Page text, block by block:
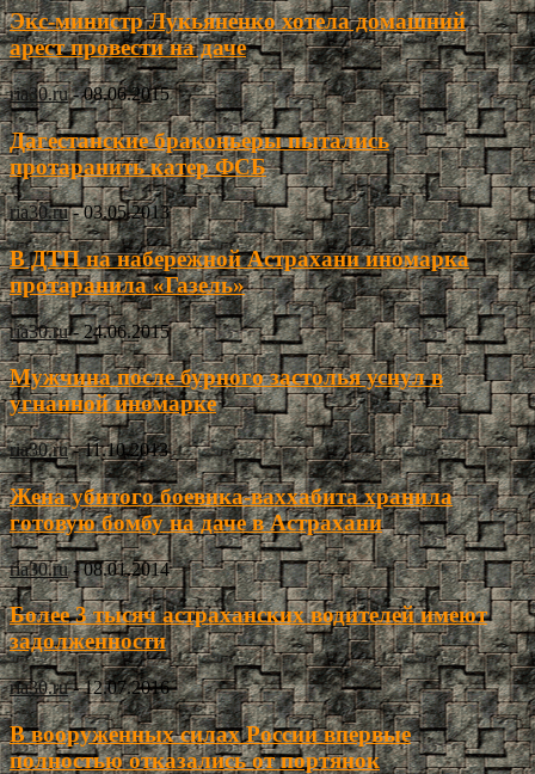
Экс-министр Лукьяненко хотела домашний
арест провести на даче
ria30.ru - 08.06.2015
Дагестанские браконьеры пытались
протаранить катер ФСБ
ria30.ru - 03.05.2013
В ДТП на набережной Астрахани иномарка
протаранила «Газель»
ria30.ru - 24.06.2015
Мужчина после бурного застолья уснул в
угнанной иномарке
ria30.ru - 11.10.2013
Жена убитого боевика-ваххабита хранила
готовую бомбу на даче в Астрахани
ria30.ru - 08.01.2014
Более 3 тысяч астраханских водителей имеют
задолженности
ria30.ru - 12.07.2016
В вооруженных силах России впервые
полностью отказались от портянок